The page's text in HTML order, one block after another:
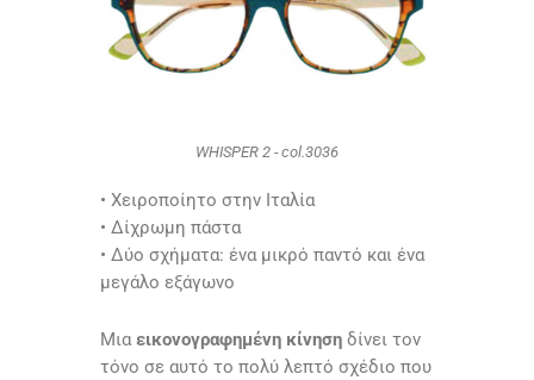
WHISPER 2 - col.3036
• Χειροποίητο στην Ιταλία
• Δίχρωμη πάστα
• Δύο σχήματα: ένα μικρό παντό και ένα
μεγάλο εξάγωνο
Μιαεικονογραφημένη κίνηση δίνει τον
τόνο σε αυτό το πολύ λεπτό σχέδιο που